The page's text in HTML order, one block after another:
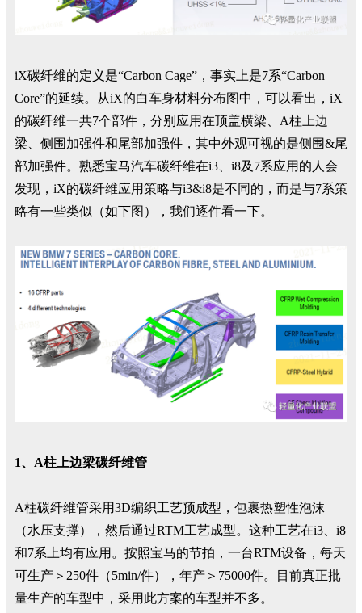
iX碳纤维的定义是“Carbon Cage”，事实上是7系“Carbon
Core”的延续。从iX的白车身材料分布图中，可以看出，iX
的碳纤维一共7个部件，分别应用在顶盖横梁、A柱上边
梁、侧围加强件和尾部加强件，其中外观可视的是侧围&尾
部加强件。熟悉宝马汽车碳纤维在i3、i8及7系应用的人会
发现，iX的碳纤维应用策略与i3&i8是不同的，而是与7系策
略有一些类似（如下图），我们逐件看一下。
1、A柱上边梁碳纤维管
A柱碳纤维管采用3D编织工艺预成型，包裹热塑性泡沫
（水压支撑），然后通过RTM工艺成型。这种工艺在i3、i8
和7系上均有应用。按照宝马的节拍，一台RTM设备，每天
可生产＞250件（5min/件），年产＞75000件。目前真正批
量生产的车型中，采用此方案的车型并不多。